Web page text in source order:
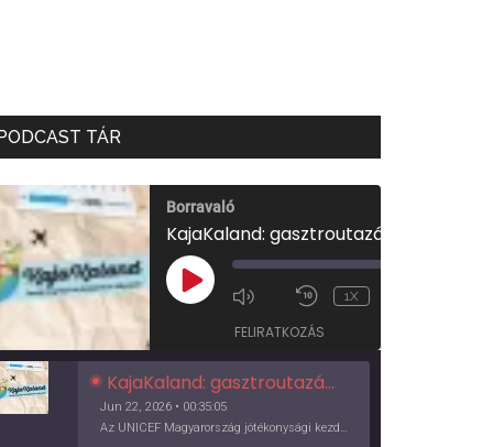
TÁR
Borravaló
PLAY
EPISODE
1X
FELIRATKOZÁS
KajaKaland: gasztroutazás a föld körül
Jun 22, 2026 • 00:35:05
Az UNICEF Magyarország jótékonysági kezdeményezése izgalmas, egész éves világkörüli ízutazásra hív, igazi családi program és gasztroedukáció, illetve segítség a rászorulóknak is egyben.